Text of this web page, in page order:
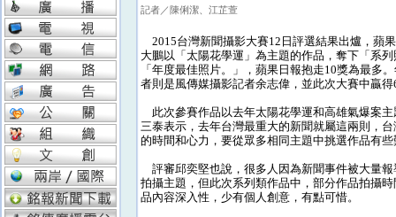
記者／陳俐潔、江芷萱
2015台灣新聞攝影大賽12日評選結果出爐，蘋
大鵬以「太陽花學運」為主題的作品，奪下「系
「年度最佳照片。」，蘋果日報抱走10獎為最多
者則是風傳媒攝影記者余志偉，並此次大賽中贏
此次參賽作品以去年太陽花學運和高雄氣爆案
三泰表示，去年台灣最重大的新聞就屬這兩則，
的時間和心力，要從眾多相同主題中挑選作品有
評審邱奕堅也說，很多人因為新聞事件被大量
拍攝主題，但此次系列類作品中，部分作品拍攝
品內容深入性，少有個人創意，有點可惜。